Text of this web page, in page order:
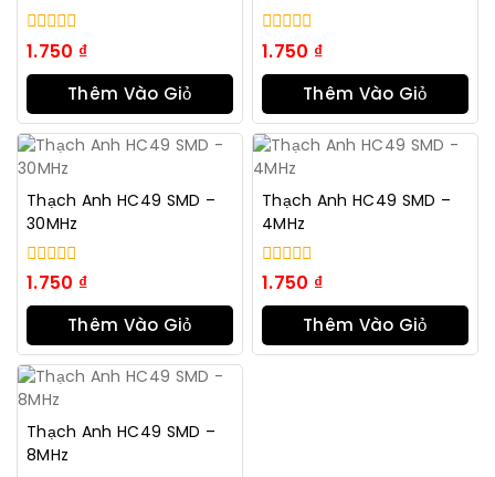
0
trong
số
1.750 ₫
Thêm Vào Giỏ
Hàng
0
trong
số
1.750 ₫
Thêm Vào Giỏ
Hàng
Thạch Anh HC49 SMD –
30MHz
0
trong
số
1.750 ₫
Thêm Vào Giỏ
Hàng
Thạch Anh HC49 SMD –
4MHz
0
trong
số
1.750 ₫
Thêm Vào Giỏ
Hàng
Thạch Anh HC49 SMD –
8MHz